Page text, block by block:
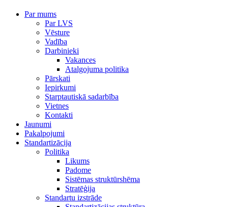
Par mums
Par LVS
Vēsture
Vadība
Darbinieki
Vakances
Atalgojuma politika
Pārskati
Iepirkumi
Starptautiskā sadarbība
Vietnes
Kontakti
Jaunumi
Pakalpojumi
Standartizācija
Politika
Likums
Padome
Sistēmas struktūrshēma
Stratēģija
Standartu izstrāde